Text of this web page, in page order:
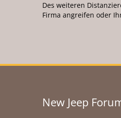
Des weiteren
Firma angreifen oder
New Jeep